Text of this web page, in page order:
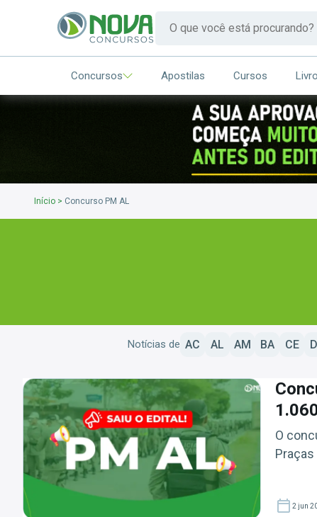
Concursos Apostilas Cursos
Início > Concurso PM AL
Notícias de AC AL AM BA CE
O
2 jun